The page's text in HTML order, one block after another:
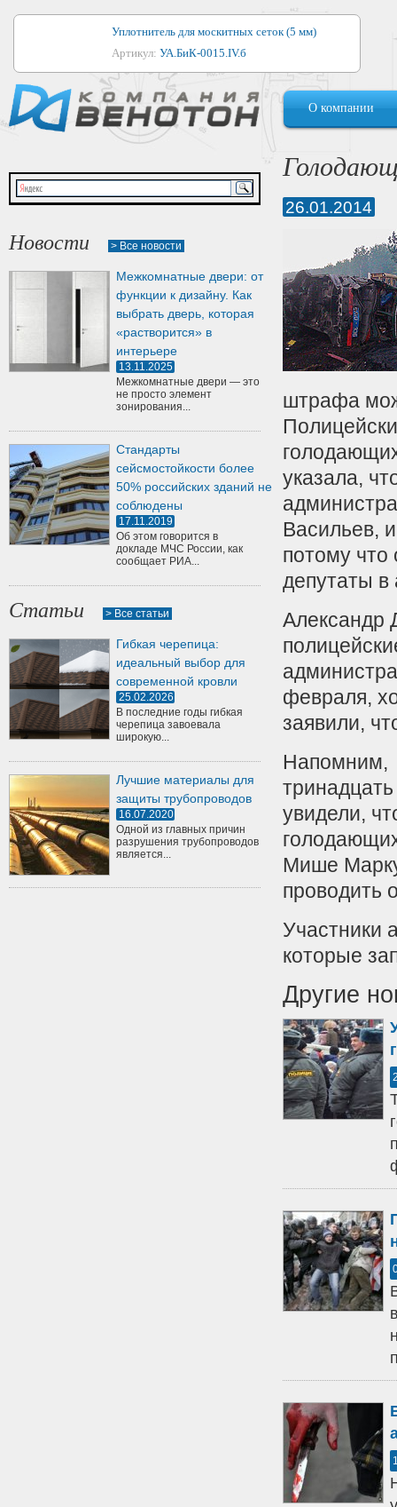
Уплотнитель для москитных сеток (5 мм)
Артикул: УА.БиК-0015.IV.б
Уплотнитель для алюминиевых окон
Артикул:1044
Уплотнитель для деревянных окон
Артикул:УМ.БиК-0062.IV.б
Уплотнитель лоджиевый для (4, 5, 6 мм)
Артикул:
О компании
Новости > Все новости
Межкомнатные двери: от
функции к дизайну. Как
выбрать дверь, которая
«растворится» в
интерьере
13.11.2025
Межкомнатные двери — это
не просто элемент
зонирования...
Стандарты
сейсмостойкости более
50% российских зданий не
соблюдены
17.11.2019
Об этом говорится в
докладе МЧС России, как
сообщает РИА...
Статьи > Все статьи
Гибкая черепица:
идеальный выбор для
современной кровли
25.02.2026
В последние годы гибкая
черепица завоевала
широкую...
Лучшие материалы для
защиты трубопроводов
16.07.2020
Одной из главных причин
разрушения трубопроводов
является...
26.01.2014
штрафа
указала,
Васильев,
потому что
депутаты в
Александр
февраля,
заявили,
Напомним,
увидели,
Мише
проводить
Участники
которые
Другие